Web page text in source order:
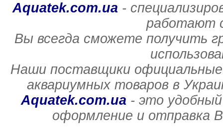
Aquatek.com.ua-
работают
Вы всегда сможете получить
Наши поставщики
аквариумных товаров в
Aquatek.com.ua- это удобный
оформление и отправка